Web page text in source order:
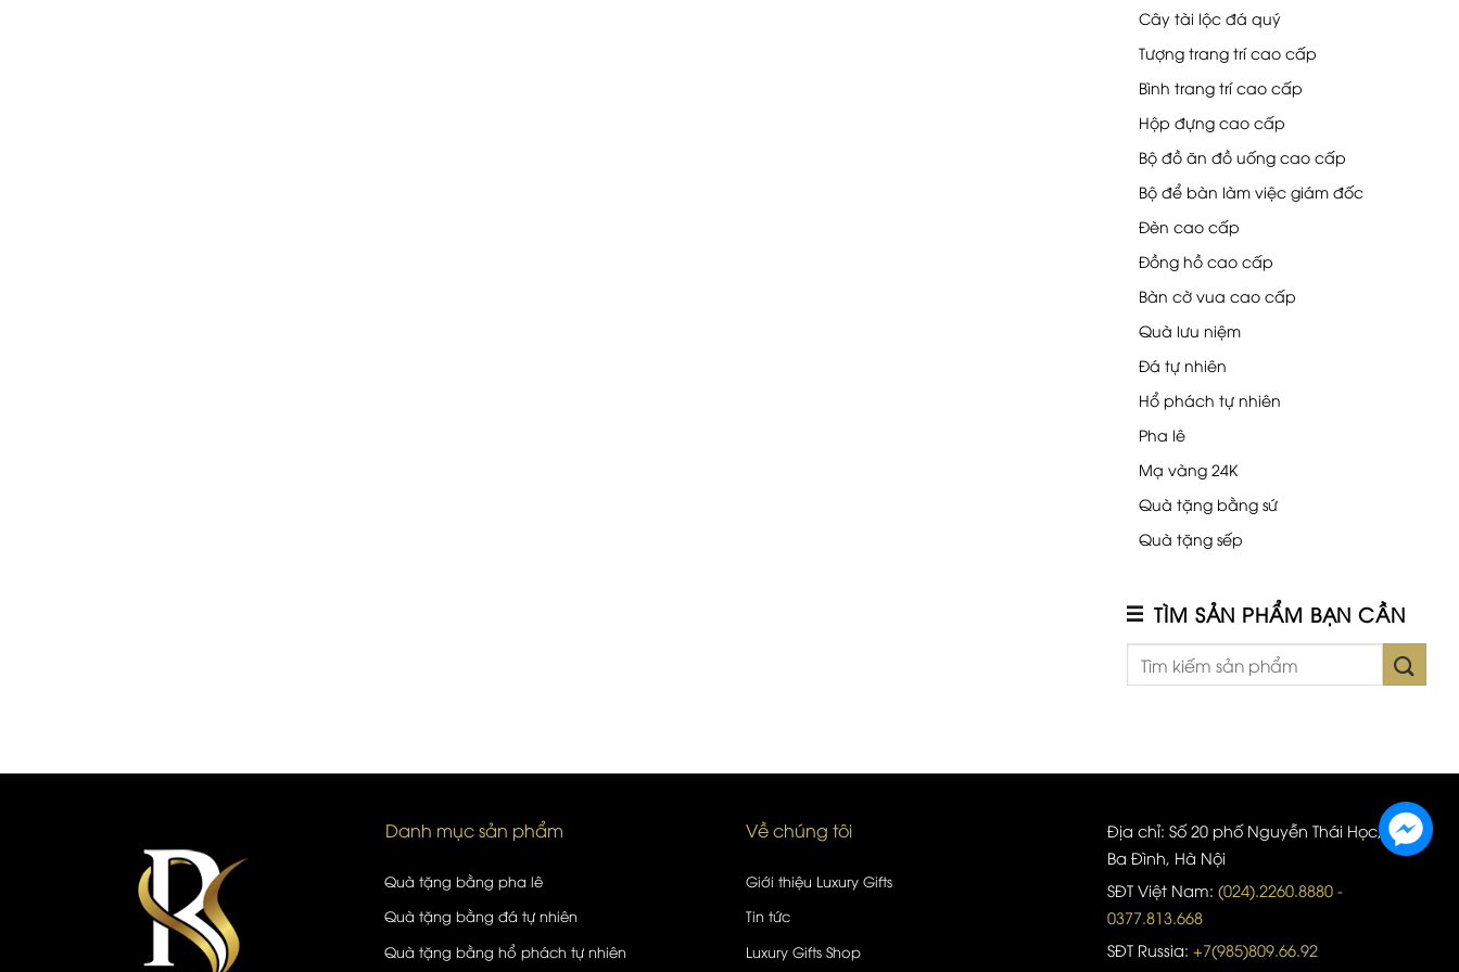
Cây tài lộc đá quý
Tượng trang trí cao cấp
Bình trang trí cao cấp
Hộp đựng cao cấp
Bộ đồ ăn đồ uống cao cấp
Bộ để bàn làm việc giám đốc
Đèn cao cấp
Đồng hồ cao cấp
Bàn cờ vua cao cấp
Quà lưu niệm
Đá tự nhiên
Hổ phách tự nhiên
Pha lê
Mạ vàng 24K
Quà tặng bằng sứ
Quà tặng sếp
TÌM SẢN PHẨM BẠN CẦN
Danh mục sản phẩm
Quà tặng bằng pha lê
Quà tặng bằng đá tự nhiên
Quà tặng bằng hổ phách tự nhiên
Về chúng tôi
Giới thiệu Luxury Gifts
Tin tức
Luxury Gifts Shop
Địa chỉ: Số 20 phố Nguyễn Thái Học, quận
Ba Đình, Hà Nội
SĐT Việt Nam: (024).2260.8880 -
0377.813.668
SĐT Russia: +7(985)809.66.92